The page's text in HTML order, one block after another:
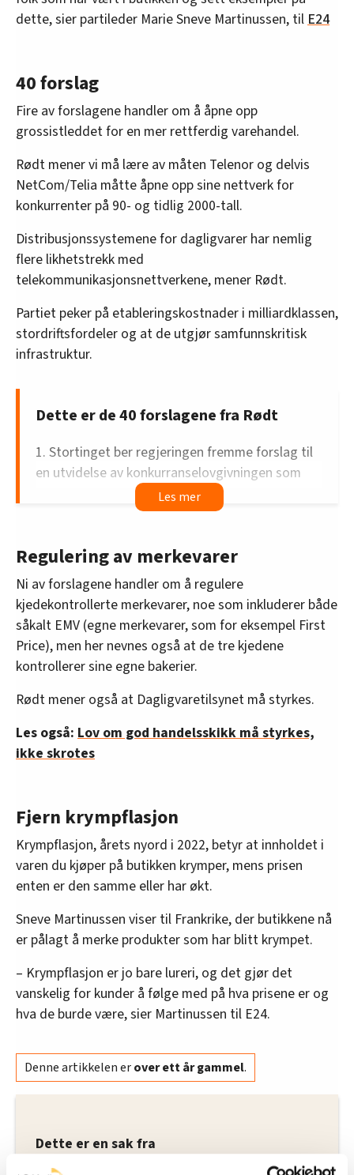
dette, sier partileder Marie Sneve Martinussen, til E24
40 forslag
Fire av forslagene handler om å åpne opp
grossistleddet for en mer rettferdig varehandel.
Rødt mener vi må lære av måten Telenor og delvis
NetCom/Telia måtte åpne opp sine nettverk for
konkurrenter på 90- og tidlig 2000-tall.
Distribusjonssystemene for dagligvarer har nemlig
flere likhetstrekk med
telekommunikasjonsnettverkene, mener Rødt.
Partiet peker på etableringskostnader i milliardklassen,
stordriftsfordeler og at de utgjør samfunnskritisk
infrastruktur.
Dette er de 40 forslagene fra Rødt
1. Stortinget ber regjeringen fremme forslag til
en utvidelse av konkurranselovgivningen som
skal sikre at kjeder med sterk markedsstilling i
grossist- og distribusjonsvirksomhet plikter å gi
grossist- og distribusjonstjenester på ikke-
diskriminerende vilkår.
2. Stortinget ber regjeringen utarbeide forskrift
til konkurranselovgivningen om kostnadsbasert
prissetting for grossist- og
distribusjonstjenester, med standardiserte
avtalevilkår for tilgang og transparente
prismodeller, som sikrer likebehandling mellom
kjedeleddets egne butikker og eksterne aktører.
3. Stortinget ber regjeringen fastsette tekniske
sikre interoperabilitet mellom ulike aktørers
systemer i grossist- og distribusjonsvirksomhet.
4. Stortinget ber regjeringen gi
Konkurransetilsynet og Dagligvaretilsynet
overvåke, kontrollere og håndheve etterlevelsen
av tilgangsforpliktelser i grossistleddet.
5. Stortinget ber regjeringen fremme forslag til
utvidelse av konkurranselovgivningen for å
etablere et rammeverk for utpeking av kjeder
En kjede skal anses å ha sterk markedsstilling
når kjeden alene eller sammen med andre har
økonomisk styrke i et relevant marked som gjør
konkurrenter, leverandører, kunder og
forbrukere.
Regulering av merkevarer
Ni av forslagene handler om å regulere
kjedekontrollerte merkevarer, noe som inkluderer både
såkalt EMV (egne merkevarer, som for eksempel First
Price), men her nevnes også at de tre kjedene
kontrollerer sine egne bakerier.
Rødt mener også at Dagligvaretilsynet må styrkes.
Les også: Lov om god handelsskikk må styrkes,
ikke skrotes
Fjern krympflasjon
Krympflasjon, årets nyord i 2022, betyr at innholdet i
varen du kjøper på butikken krymper, mens prisen
enten er den samme eller har økt.
Sneve Martinussen viser til Frankrike, der butikkene nå
er pålagt å merke produkter som har blitt krympet.
– Krympflasjon er jo bare lureri, og det gjør det
vanskelig for kunder å følge med på hva prisene er og
hva de burde være, sier Martinussen til E24.
Denne artikkelen erover ett år gammel.
Dette er en sak fra